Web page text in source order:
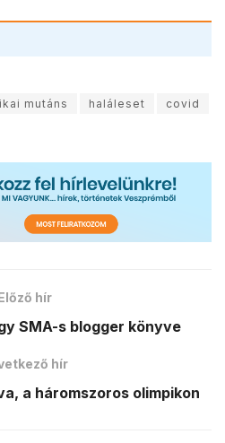
mutáns haláleset
covid
hír
SMA-s blogger könyve
hír
a háromszoros olimpikon